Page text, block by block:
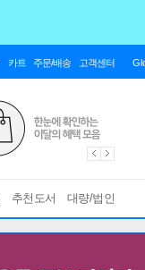
카트 주문/배송 고객센터
추천도서 대량/법인